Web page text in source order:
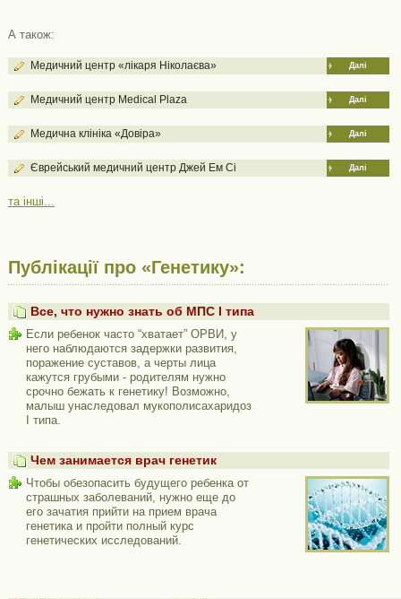
А також:
Далі
Медичний центр «лікаря Ніколаєва»
Далі
Медичний центр Medical Plaza
Далі
Медична клініка «Довіра»
Далі
Єврейський медичний центр Джей Ем Сі
та інші...
Публікації про «Генетику»:
Все, что нужно знать об МПС I типа
Если ребенок часто “хватает” ОРВИ, у
него наблюдаются задержки развития,
поражение суставов, а черты лица
кажутся грубыми - родителям нужно
срочно бежать к генетику! Возможно,
малыш унаследовал мукополисахаридоз
I типа.
Чем занимается врач генетик
Чтобы обезопасить будущего ребенка от
страшных заболеваний, нужно еще до
его зачатия прийти на прием врача
генетика и пройти полный курс
генетических исследований.